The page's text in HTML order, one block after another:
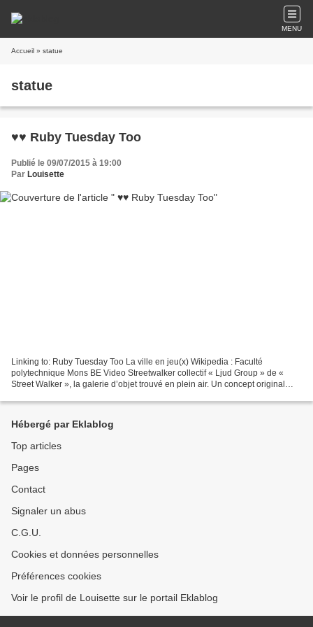
MENU
Accueil » statue
statue
♥♥ Ruby Tuesday Too
Publié le 09/07/2015 à 19:00
Par Louisette
Linking to: Ruby Tuesday Too La ville en jeu(x) Wikipedia : Faculté
polytechnique Mons BE Video Streetwalker collectif « Ljud Group » de «
Street Walker », la galerie d’objet trouvé en plein air. Un concept original
Hébergé par Eklablog
Top articles
Pages
Contact
Signaler un abus
C.G.U.
Cookies et données personnelles
Préférences cookies
Voir le profil de Louisette sur le portail Eklablog